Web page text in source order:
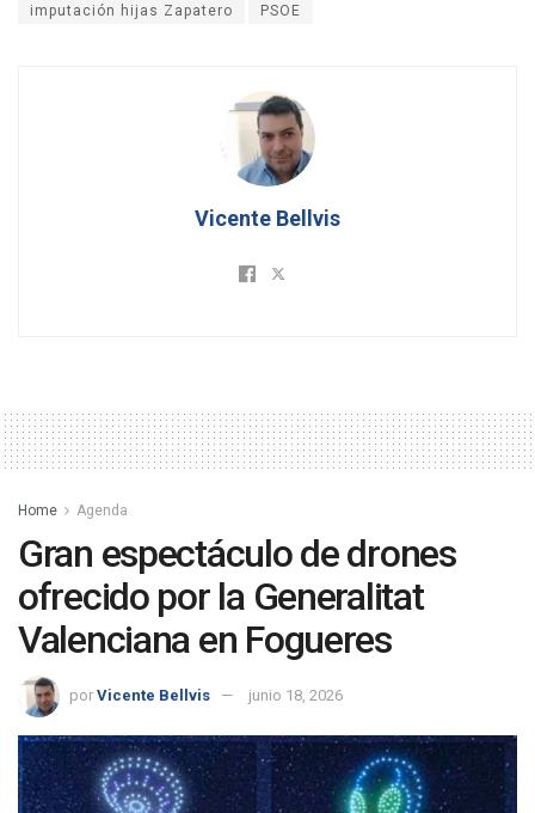
imputación hijas Zapatero PSOE
Vicente Bellvis
Home Agenda
Gran espectáculo de drones
ofrecido por la Generalitat
Valenciana en Fogueres
por Vicente Bellvis junio 18, 2026